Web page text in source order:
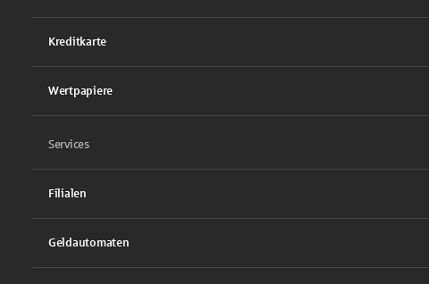
Kreditkarte
Wertpapiere
Services
Filialen
Geldautomaten